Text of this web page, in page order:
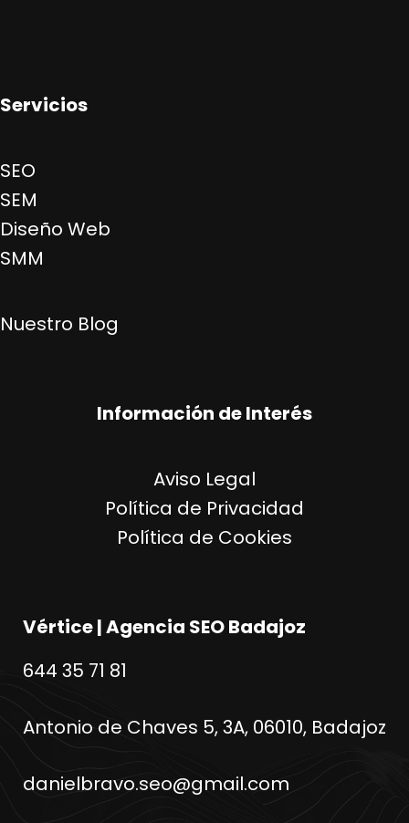
Servicios
SEO
SEM
Diseño Web
SMM
Nuestro Blog
Información de Interés
Aviso Legal
Política de Privacidad
Política de Cookies
Vértice | Agencia SEO Badajoz
644 35 71 81
Antonio de Chaves 5, 3A, 06010, Badajoz
danielbravo.seo@gmail.com